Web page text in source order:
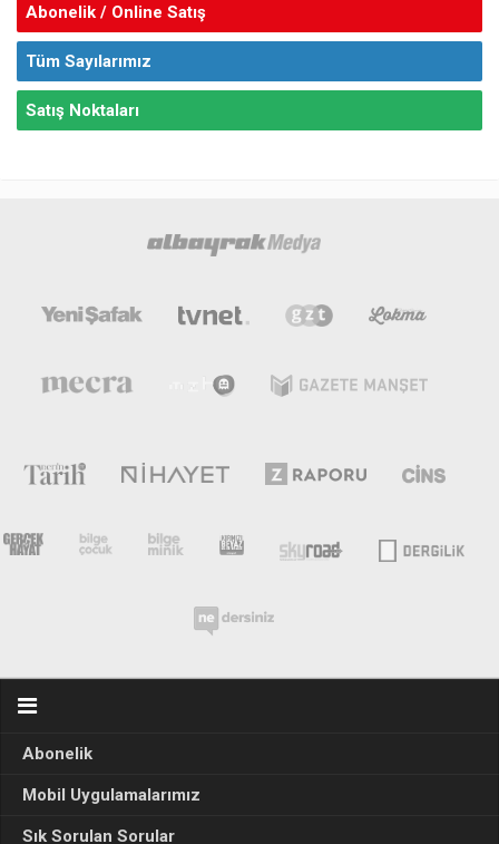
Abonelik / Online Satış
Tüm Sayılarımız
Satış Noktaları
Abonelik
Mobil Uygulamalarımız
Sık Sorulan Sorular